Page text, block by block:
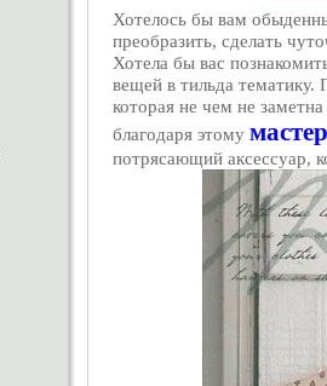
Хотелось бы вам
преобразить, сделать
Хотела бы вас
вещей в тильда тематику.
которая не чем не
благодаря этому
потрясающий аксессуар,